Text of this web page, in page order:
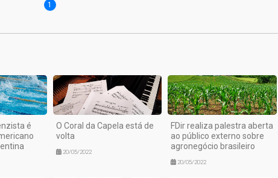
1
é
O Coral da Capela está de
volta
20/05/2022
FDir realiza palestra aberta
ao público externo sobre
agronegócio brasileiro
20/05/2022